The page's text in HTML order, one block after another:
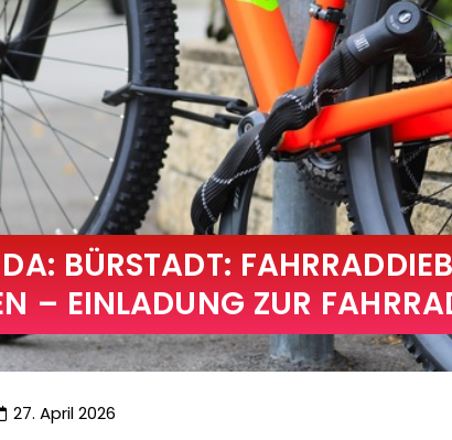
BÜRSTADT:
– EINLADUNG ZUR
27. April 2026